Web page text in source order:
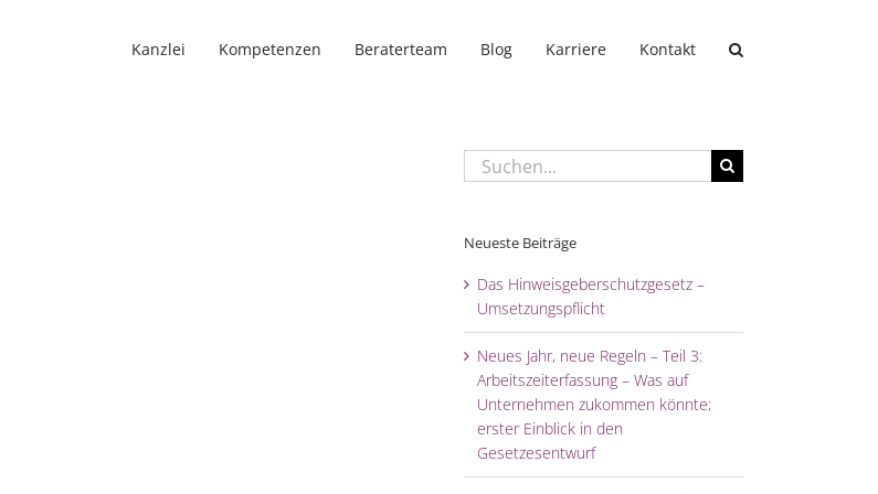
Kanzlei Kompetenzen Beraterteam Blog Karriere Kontakt
Suche
nach:
Neueste Beiträge
Das Hinweisgeberschutzgesetz –
Umsetzungspflicht
Neues Jahr, neue Regeln – Teil 3:
Arbeitszeiterfassung – Was auf
Unternehmen zukommen könnte;
erster Einblick in den
Gesetzesentwurf